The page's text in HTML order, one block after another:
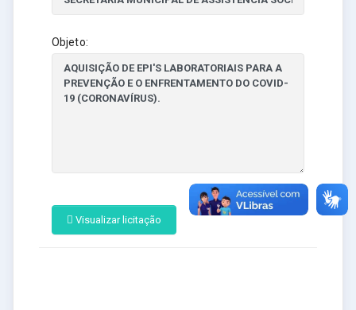
Objeto:
Visualizar licitação